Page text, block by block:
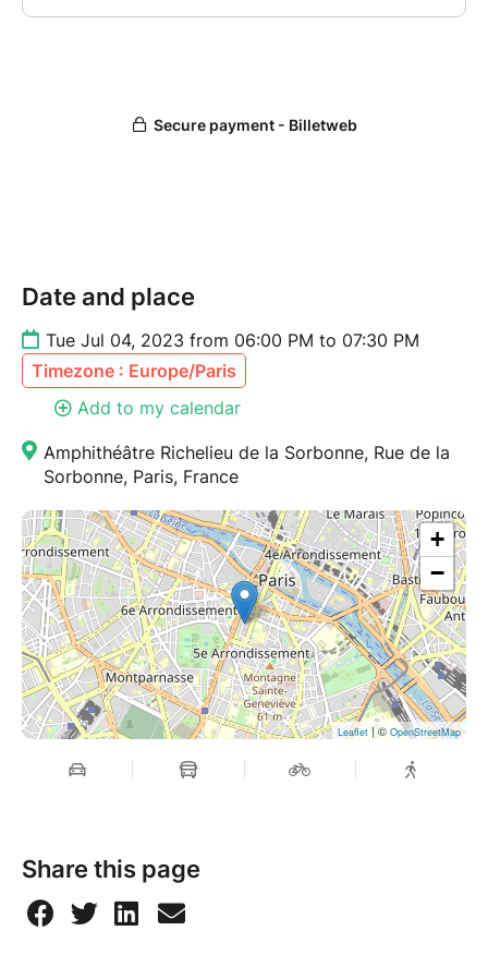
libraire Compagnie, 58 rue des Écoles
Date and place
Tue Jul 04, 2023 from 06:00 PM to 07:30 PM
Timezone : Europe/Paris
Add to my calendar
Amphithéâtre Richelieu de la Sorbonne, Rue de la
Sorbonne, Paris, France
+
−
Leaflet| © OpenStreetMap
Share this page